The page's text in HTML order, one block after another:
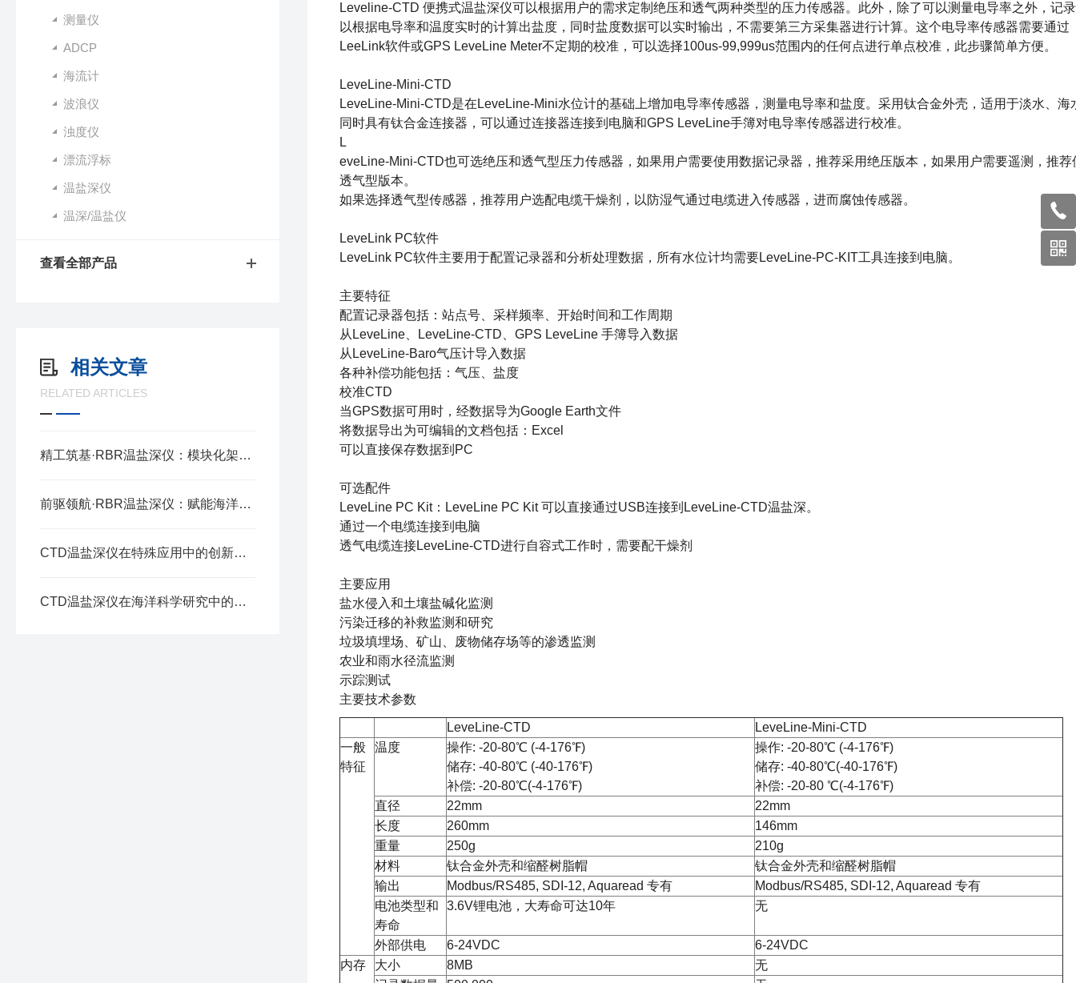
测量仪
ADCP
海流计
波浪仪
浊度仪
漂流浮标
温盐深仪
温深/温盐仪
查看全部产品
相关文章
RELATED ARTICLES
精工筑基·RBR温盐深仪：模块化架构的协同奥秘
前驱领航·RBR温盐深仪：赋能海洋探测的精准标尺
CTD温盐深仪在特殊应用中的创新与实践
CTD温盐深仪在海洋科学研究中的应用与价值
Leveline-CTD 便携式温盐深仪可以根据用户的需求定制绝压和透气两种类型的压力传感器。此外，除了可以测量电导率之外，记
以根据电导率和温度实时的计算出盐度，同时盐度数据可以实时输出，不需要第三方采集器进行计算。这个电导率传感器需要通过
LeeLink软件或GPS LeveLine Meter不定期的校准，可以选择100us-99,999us范围内的任何点进行单点校准，此步骤简单方便。
LeveLine-Mini-CTD
LeveLine-Mini-CTD是在LeveLine-Mini水位计的基础上增加电导率传感器，测量电导率和盐度。采用钛合金外壳，适用于淡水、海
同时具有钛合金连接器，可以通过连接器连接到电脑和GPS LeveLine手簿对电导率传感器进行校准。
L
eveLine-Mini-CTD也可选绝压和透气型压力传感器，如果用户需要使用数据记录器，推荐采用绝压版本，如果用户需要遥测，推荐
透气型版本。
如果选择透气型传感器，推荐用户选配电缆干燥剂，以防湿气通过电缆进入传感器，进而腐蚀传感器。
LeveLink PC软件
LeveLink PC软件主要用于配置记录器和分析处理数据，所有水位计均需要LeveLine-PC-KIT工具连接到电脑。
主要特征
配置记录器包括：站点号、采样频率、开始时间和工作周期
从LeveLine、LeveLine-CTD、GPS LeveLine 手簿导入数据
从LeveLine-Baro气压计导入数据
各种补偿功能包括：气压、盐度
校准CTD
当GPS数据可用时，经数据导为Google Earth文件
将数据导出为可编辑的文档包括：Excel
可以直接保存数据到PC
可选配件
LeveLine PC Kit：LeveLine PC Kit 可以直接通过USB连接到LeveLine-CTD温盐深。
通过一个电缆连接到电脑
透气电缆连接LeveLine-CTD进行自容式工作时，需要配干燥剂
主要应用
盐水侵入和土壤盐碱化监测
污染迁移的补救监测和研究
垃圾填埋场、矿山、废物储存场等的渗透监测
农业和雨水径流监测
示踪测试
主要技术参数
LeveLine-CTD
LeveLine-Mini-CTD
一般
特征
温度
操作: -20-80℃ (-4-176℉)
储存: -40-80℃ (-40-176℉)
补偿: -20-80℃(-4-176℉)
操作: -20-80℃ (-4-176℉)
储存: -40-80℃(-40-176℉)
补偿: -20-80 ℃(-4-176℉)
直径
22mm
22mm
长度
260mm
146mm
重量
250g
210g
材料
钛合金外壳和缩醛树脂帽
钛合金外壳和缩醛树脂帽
输出
Modbus/RS485, SDI-12, Aquaread 专有
Modbus/RS485, SDI-12, Aquaread 专有
电池类型和
寿命
3.6V锂电池，大寿命可达10年 无
外部供电 6-24VDC
6-24VDC
内存
大小 8MB
无